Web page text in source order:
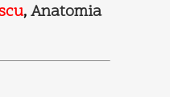
,Anatomia